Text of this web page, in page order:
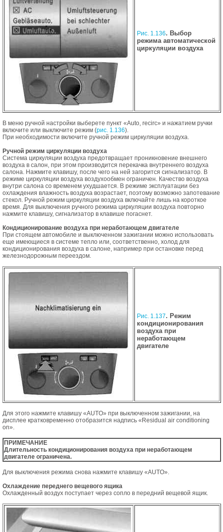
Рис. 1.136. Выбор
режима автоматической
циркуляции воздуха
В меню ручной настройки выберете пункт «Auto, recirc» и нажатием ручки
включите или выключите режим (рис. 1.136).
При необходимости включите ручной режим циркуляции воздуха.
Ручной режим циркуляции воздуха
Система циркуляции воздуха предотвращает проникновение внешнего
воздуха в салон, при этом производится перекачка внутреннего воздуха
салона. Нажмите клавишу, после чего на ней загорится сигнализатор. В
режиме циркуляции воздуха воздухообмен ограничен. Качество воздуха
внутри салона со временем ухудшается. В режиме эксплуатации без
охлаждения влажность воздуха возрастает, поэтому возможно запотевание
стекол. Ручной режим циркуляции воздуха включайте лишь на короткое
время. Для выключения ручного режима циркуляции воздуха повторно
нажмите клавишу, сигнализатор в клавише погаснет.
Кондиционирование воздуха при неработающем двигателе
При стоящем автомобиле и выключенном зажигании можно использовать
еще имеющиеся в системе тепло или, соответственно, холод для
кондиционирования воздуха в салоне, например при остановке перед
железнодорожным переездом.
Рис. 1.137. Режим
кондиционирования
воздуха при
неработающем
двигателе
Для этого нажмите клавишу «AUTO» при выключенном зажигании, на
дисплее кратковременно отобразится надпись «Residual air conditioning
on».
ПРИМЕЧАНИЕ
Длительность кондиционирования воздуха при неработающем
двигателе ограничена.
Для выключения режима снова нажмите клавишу «AUTO».
Охлаждение переднего вещевого ящика
Охлажденный воздух поступает через сопло в передний вещевой ящик.